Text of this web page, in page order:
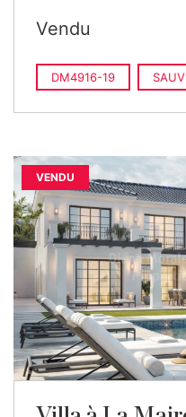
Vendu
DM4916-19
VENDU